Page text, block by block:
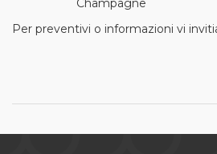
Champagne
Per preventivi o informazioni vi